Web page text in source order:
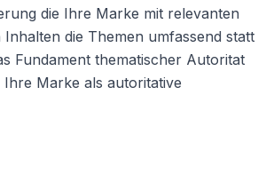
die Ihre Marke mit relevanten
die Themen umfassend statt
Fundament thematischer Autoritat
Marke als autoritative